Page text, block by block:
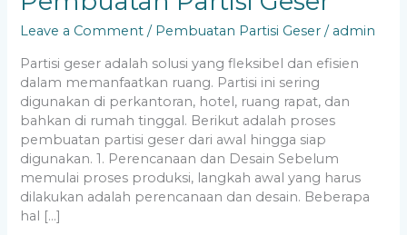
Leave a Comment / Pembuatan Partisi Geser / admin
Partisi geser adalah solusi yang fleksibel dan efisien
dalam memanfaatkan ruang. Partisi ini sering
digunakan di perkantoran, hotel, ruang rapat, dan
bahkan di rumah tinggal. Berikut adalah proses
pembuatan partisi geser dari awal hingga siap
digunakan. 1. Perencanaan dan Desain Sebelum
memulai proses produksi, langkah awal yang harus
dilakukan adalah perencanaan dan desain. Beberapa
hal […]